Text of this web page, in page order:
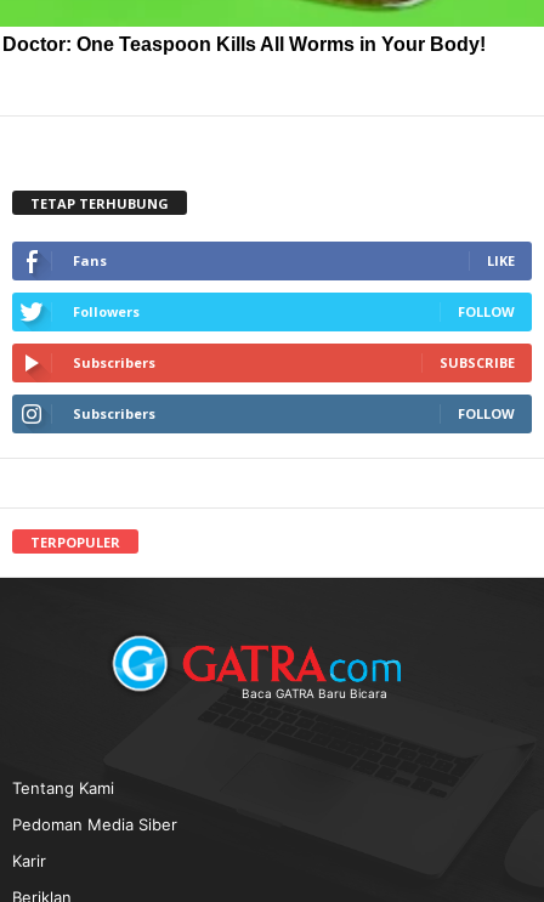
Doctor: One Teaspoon Kills All Worms in Your Body!
TETAP TERHUBUNG
Fans LIKE
Followers FOLLOW
Subscribers SUBSCRIBE
Subscribers FOLLOW